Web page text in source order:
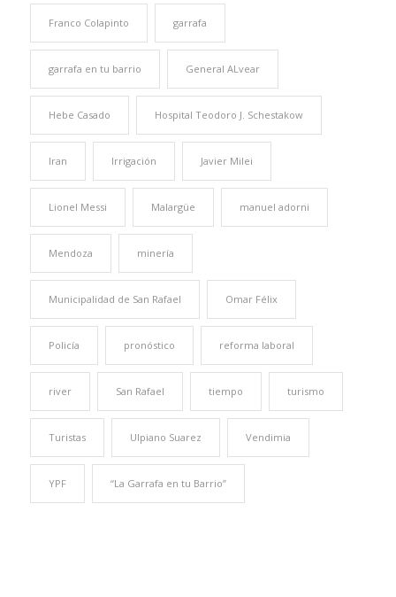
Franco Colapinto garrafa
garrafa en tu barrio General ALvear
Hebe Casado Hospital Teodoro J. Schestakow
Iran Irrigación Javier Milei
Lionel Messi Malargüe manuel adorni
Mendoza minería
Municipalidad de San Rafael Omar Félix
Policía pronóstico reforma laboral
river San Rafael tiempo turismo
Turistas Ulpiano Suarez Vendimia
YPF “La Garrafa en tu Barrio”